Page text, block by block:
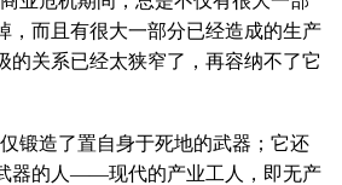
，而且有很大一部分已经造成的生产
的关系已经太狭窄了，再容纳不了它
仅锻造了置自身于死地的武器；它还
器的人——现代的产业工人，即无产